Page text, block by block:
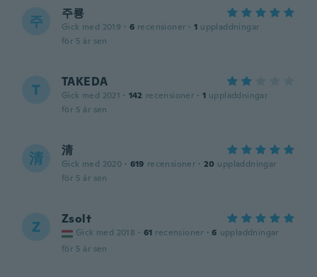
주 주룡
Gick med 2019 · 6 recensioner · 1 uppladdningar
för 5 år sen
T TAKEDA
Gick med 2021 · 142 recensioner · 1 uppladdningar
för 5 år sen
清 清
Gick med 2020 · 619 recensioner · 20 uppladdningar
för 5 år sen
Z Zsolt
Gick med 2018 · 61 recensioner · 6 uppladdningar
för 5 år sen